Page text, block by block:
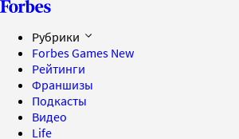
Рубрики
Forbes Games New
Рейтинги
Франшизы
Подкасты
Видео
Life